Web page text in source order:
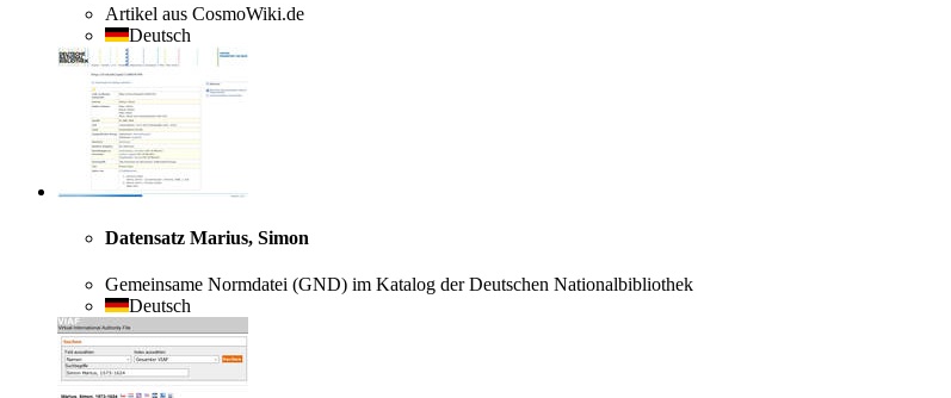
Artikel aus CosmoWiki.de
Deutsch
Datensatz Marius, Simon
Gemeinsame Normdatei (GND) im Katalog der Deutschen Nationalbibliothek
Deutsch